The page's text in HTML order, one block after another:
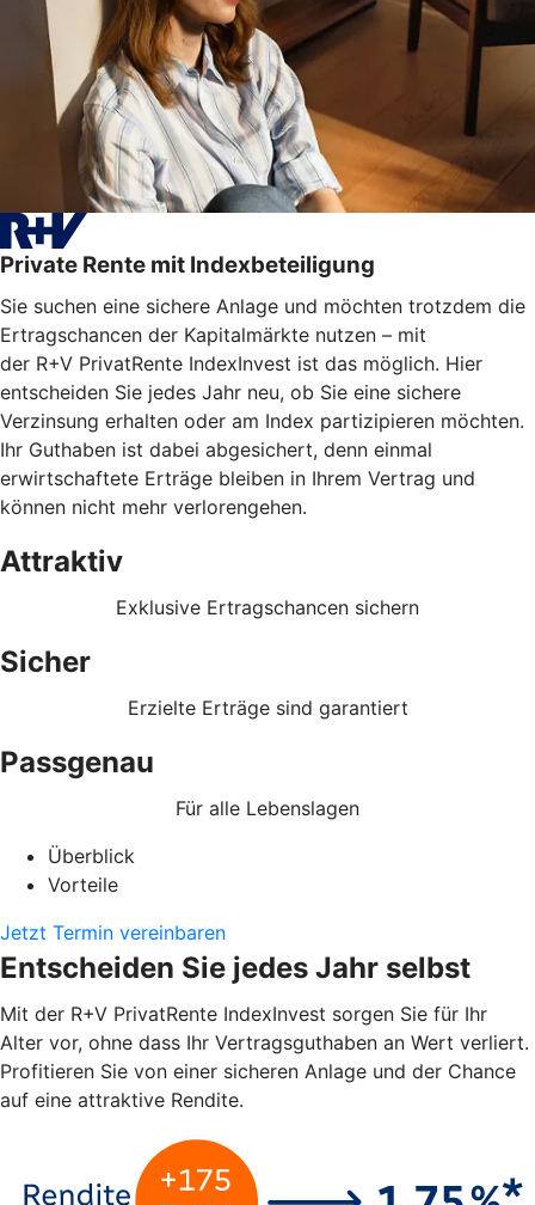
Private Rente mit Indexbeteiligung
Sie suchen eine sichere Anlage und möchten trotzdem die
Ertragschancen der Kapitalmärkte nutzen – mit
der R+V PrivatRente IndexInvest ist das möglich. Hier
entscheiden Sie jedes Jahr neu, ob Sie eine sichere
Verzinsung erhalten oder am Index partizipieren möchten.
Ihr Guthaben ist dabei abgesichert, denn einmal
erwirtschaftete Erträge bleiben in Ihrem Vertrag und
können nicht mehr verlorengehen.
Attraktiv
Exklusive Ertragschancen sichern
Sicher
Erzielte Erträge sind garantiert
Passgenau
Für alle Lebenslagen
Überblick
Vorteile
Jetzt Termin vereinbaren
Entscheiden Sie jedes Jahr selbst
Mit der R+V PrivatRente IndexInvest sorgen Sie für Ihr
Alter vor, ohne dass Ihr Vertragsguthaben an Wert verliert.
Profitieren Sie von einer sicheren Anlage und der Chance
auf eine attraktive Rendite.